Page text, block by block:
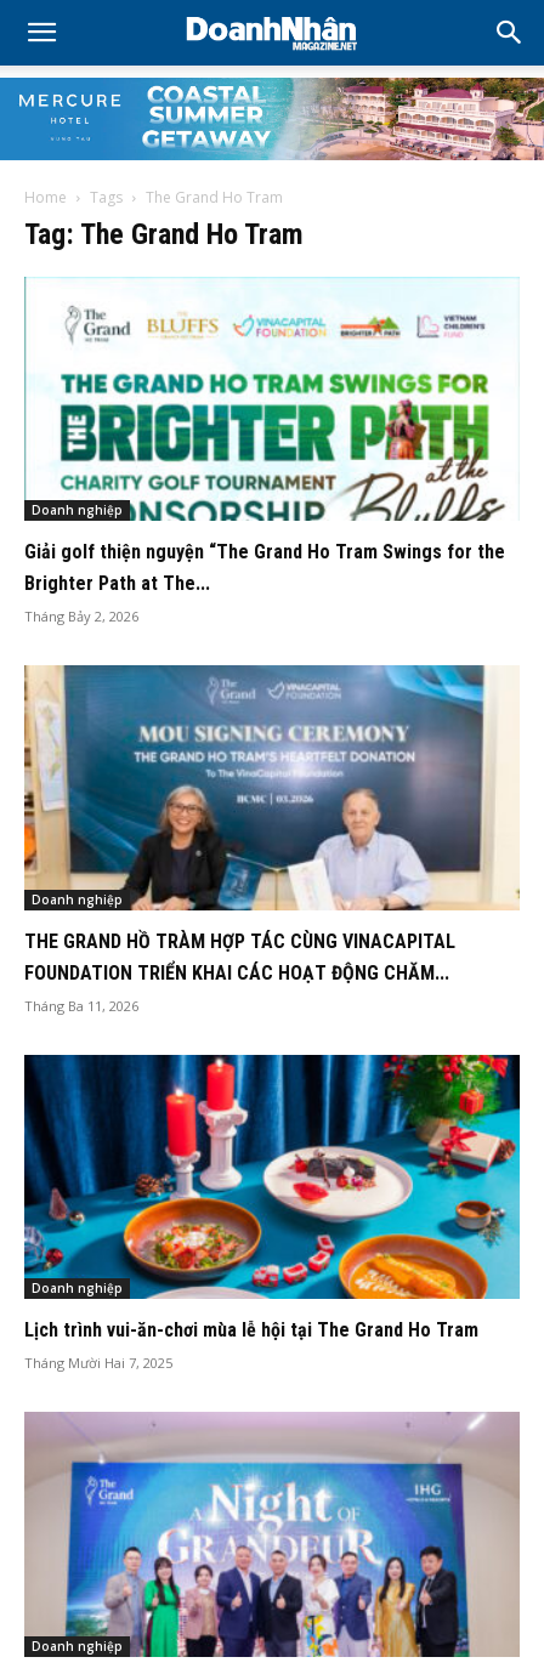
Home Tags The Grand Ho Tram
Tag: The Grand Ho Tram
Doanh nghiệp
Giải golf thiện nguyện “The Grand Ho Tram Swings for the
Brighter Path at The...
Tháng Bảy 2, 2026
Doanh nghiệp
THE GRAND HỒ TRÀM HỢP TÁC CÙNG VINACAPITAL
FOUNDATION TRIỂN KHAI CÁC HOẠT ĐỘNG CHĂM...
Tháng Ba 11, 2026
Doanh nghiệp
Lịch trình vui-ăn-chơi mùa lễ hội tại The Grand Ho Tram
Tháng Mười Hai 7, 2025
Doanh nghiệp